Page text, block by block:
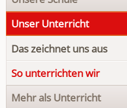
überspringen
Unser Unterricht
Das zeichnet uns aus
So unterrichten wir
Mehr als Unterricht